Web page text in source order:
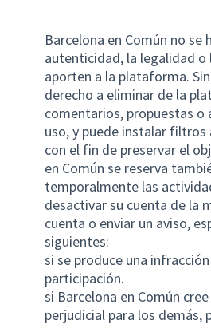
Barcelona en Común no
autenticidad, la legalidad
aporten a la plataforma.
derecho a eliminar de la
comentarios, propuestas o
uso, y puede instalar
con el fin de preservar el
en Común se reserva
temporalmente las
desactivar su cuenta de la
cuenta o enviar un aviso,
siguientes:
si se produce una
participación.
si Barcelona en Común
perjudicial para los demás,